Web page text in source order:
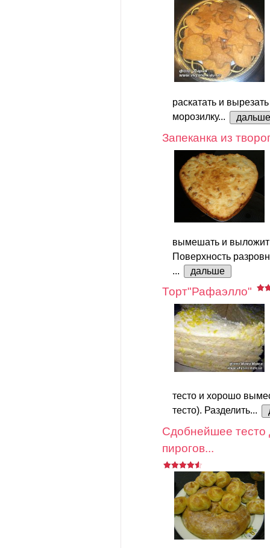
раскатать и
морозилку...
дальше
Запеканка из
вымешать и
Поверхность
...
дальше
Торт"Рафаэлло"
тесто и хорошо
тесто). Разделить...
Сдобнейшее тесто
пирогов...